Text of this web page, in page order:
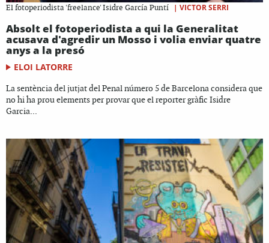
El fotoperiodista 'freelance' Isidre García Puntí | VICTOR SERRI
Absolt el fotoperiodista a qui la Generalitat
acusava d'agredir un Mosso i volia enviar quatre
anys a la presó
ELOI LATORRE
La sentència del jutjat del Penal número 5 de Barcelona considera que
no hi ha prou elements per provar que el reporter gràfic Isidre
Garcia...